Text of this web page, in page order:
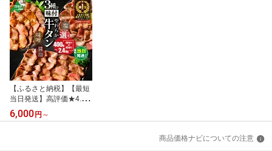
【ふるさと納税】【最短
当日発送】高評価★4.51
総合1位 やわらか 牛タン
400g～2.4kg（ 厚切り 薄
6,000 円 ～
商品価格ナビについての注意